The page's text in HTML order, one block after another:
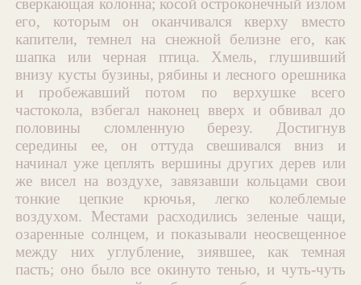
сверкающая колонна; косой остроконечный излом
его, которым он оканчивался кверху вместо
капители, темнел на снежной белизне его, как
шапка или черная птица. Хмель, глушивший
внизу кусты бузины, рябины и лесного орешника
и пробежавший потом по верхушке всего
частокола, взбегал наконец вверх и обвивал до
половины сломленную березу. Достигнув
середины ее, он оттуда свешивался вниз и
начинал уже цеплять вершины других дерев или
же висел на воздухе, завязавши кольцами свои
тонкие цепкие крючья, легко колеблемые
воздухом. Местами расходились зеленые чащи,
озаренные солнцем, и показывали неосвещенное
между них углубление, зиявшее, как темная
пасть; оно было все окинуто тенью, и чуть-чуть